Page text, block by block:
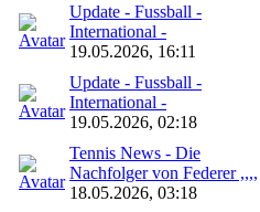
Update - Fussball -
International -
19.05.2026, 16:11
Update - Fussball -
International -
19.05.2026, 02:18
Tennis News - Die
Nachfolger von Federer ,,,,
18.05.2026, 03:18